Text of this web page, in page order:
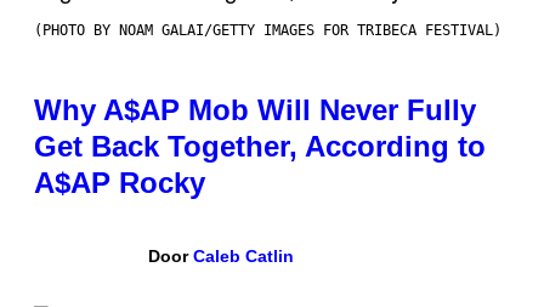
(PHOTO BY NOAM GALAI/GETTY IMAGES FOR TRIBECA FESTIVAL)
Why A$AP Mob Will Never Fully
Get Back Together, According to
A$AP Rocky
DoorCaleb Catlin